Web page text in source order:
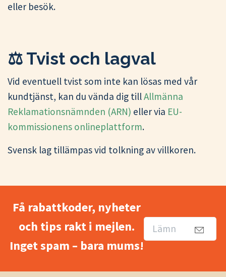
eller besök.
⚖️ Tvist och lagval
Vid eventuell tvist som inte kan lösas med vår
kundtjänst, kan du vända dig tillAllmänna
Reklamationsnämnden (ARN) eller via EU-
kommissionens onlineplattform.
Svensk lag tillämpas vid tolkning av villkoren.
Få rabattkoder, nyheter
och tips rakt i mejlen.
Inget spam – bara mums!